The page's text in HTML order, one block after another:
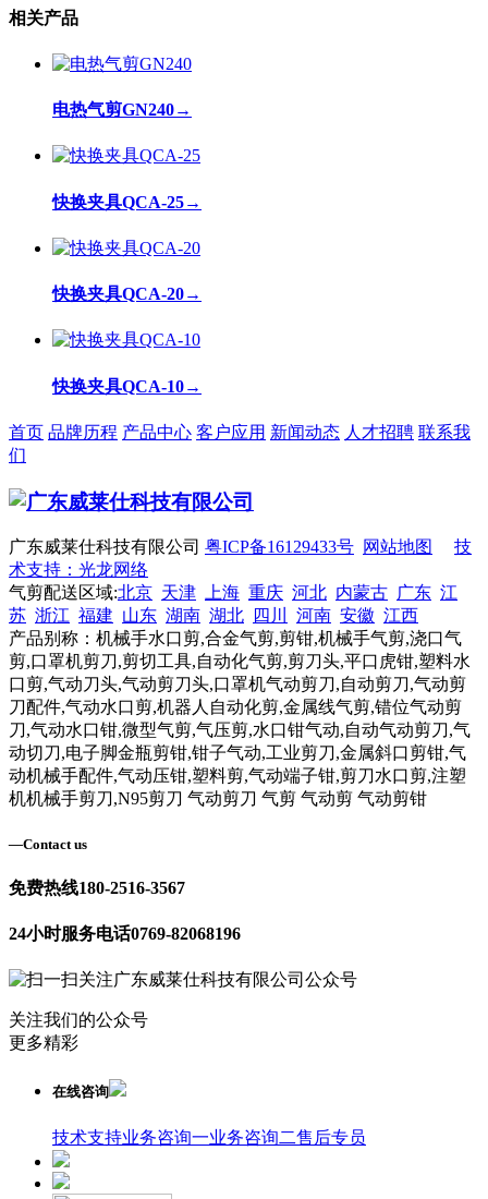
相关产品
电热气剪GN240→
快换夹具QCA-25→
快换夹具QCA-20→
快换夹具QCA-10→
首页 品牌历程 产品中心 客户应用 新闻动态 人才招聘 联系我
们
广东威莱仕科技有限公司 粤ICP备16129433号 网站地图
技
术支持：光龙网络
气剪配送区域:北京 天津 上海 重庆 河北 内蒙古 广东 江
苏 浙江 福建 山东 湖南 湖北 四川 河南 安徽 江西
产品别称：机械手水口剪,合金气剪,剪钳,机械手气剪,浇口气
剪,口罩机剪刀,剪切工具,自动化气剪,剪刀头,平口虎钳,塑料水
口剪,气动刀头,气动剪刀头,口罩机气动剪刀,自动剪刀,气动剪
刀配件,气动水口剪,机器人自动化剪,金属线气剪,错位气动剪
刀,气动水口钳,微型气剪,气压剪,水口钳气动,自动气动剪刀,气
动切刀,电子脚金瓶剪钳,钳子气动,工业剪刀,金属斜口剪钳,气
动机械手配件,气动压钳,塑料剪,气动端子钳,剪刀水口剪,注塑
机机械手剪刀,N95剪刀 气动剪刀 气剪 气动剪 气动剪钳
—Contact us
免费热线180-2516-3567
24小时服务电话0769-82068196
关注我们的公众号
更多精彩
在线咨询
技术支持业务咨询一业务咨询二售后专员